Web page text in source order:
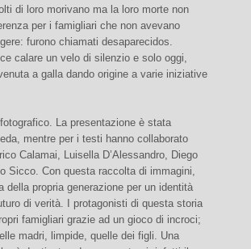
di loro morivano ma la loro morte non
per i famigliari che non avevano
furono chiamati desaparecidos.
calare un velo di silenzio e solo oggi,
a galla dando origine a varie iniziative
La presentazione è stata
mentre per i testi hanno collaborato
Calamai, Luisella D’Alessandro, Diego
Sicco. Con questa raccolta di immagini,
della propria generazione per un identità
di verità. I protagonisti di questa storia
famigliari grazie ad un gioco di incroci;
madri, limpide, quelle dei figli. Una